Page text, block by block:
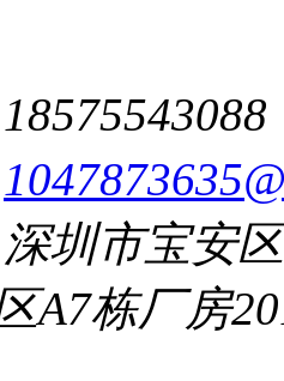
18575543088
深圳市宝安
A7栋厂房